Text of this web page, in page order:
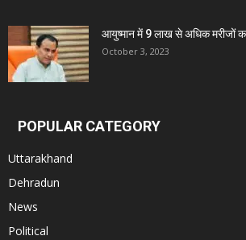
आयुष्मान में 9 लाख से अधिक मरीजों
October 3, 2023
POPULAR CATEGORY
Uttarakhand
Dehradun
News
Political